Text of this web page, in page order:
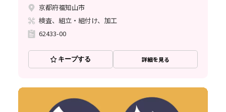
京都府福知山市
検査、組立・組付け、加工
62433-00
キープする 詳細を見る